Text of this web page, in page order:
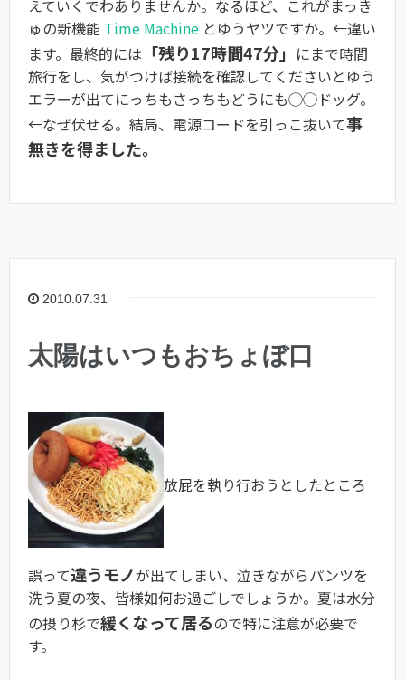
えていくでわありませんか。なるほど、これがまっき
ゅの新機能 Time Machine とゆうヤツですか。←違い
ます。最終的には 「残り17時間47分」 にまで時間
旅行をし、気がつけば接続を確認してくださいとゆう
エラーが出てにっちもさっちもどうにも◯◯ドッグ。
←なぜ伏せる。結局、電源コードを引っこ抜いて事
無きを得ました。
2010.07.31
太陽はいつもおちょぼ口
放屁を執り行おうとしたところ
誤って違うモノが出てしまい、泣きながらパンツを
洗う夏の夜、皆様如何お過ごしでしょうか。夏は水分
の摂り杉で緩くなって居るので特に注意が必要で
す。